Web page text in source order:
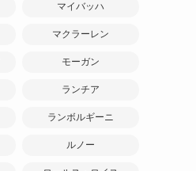
マイバッハ
マクラーレン
モーガン
ランチア
ランボルギーニ
ルノー